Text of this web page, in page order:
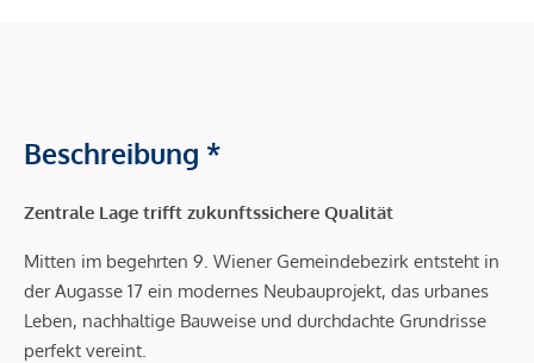
Beschreibung *
Zentrale Lage trifft zukunftssichere Qualität
Mitten im begehrten 9. Wiener Gemeindebezirk entsteht in
der Augasse 17 ein modernes Neubauprojekt, das urbanes
Leben, nachhaltige Bauweise und durchdachte Grundrisse
perfekt vereint.